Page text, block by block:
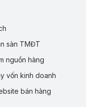
sàn TMĐT
nguồn hàng
vốn kinh doanh
bán hàng